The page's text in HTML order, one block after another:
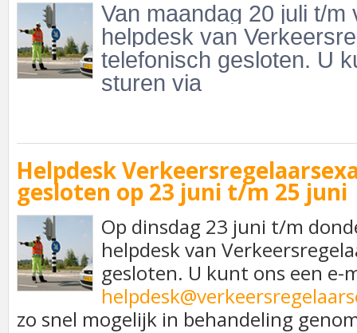
Van maandag 20 juli t/m
helpdesk van
telefonisch gesloten. U
sturen via
Helpdesk
gesloten op 23 juni t/m 25 juni
Op dinsdag 23 juni t/m
helpdesk van
gesloten. U kunt ons een e-
zo snel mogelijk in behandeling